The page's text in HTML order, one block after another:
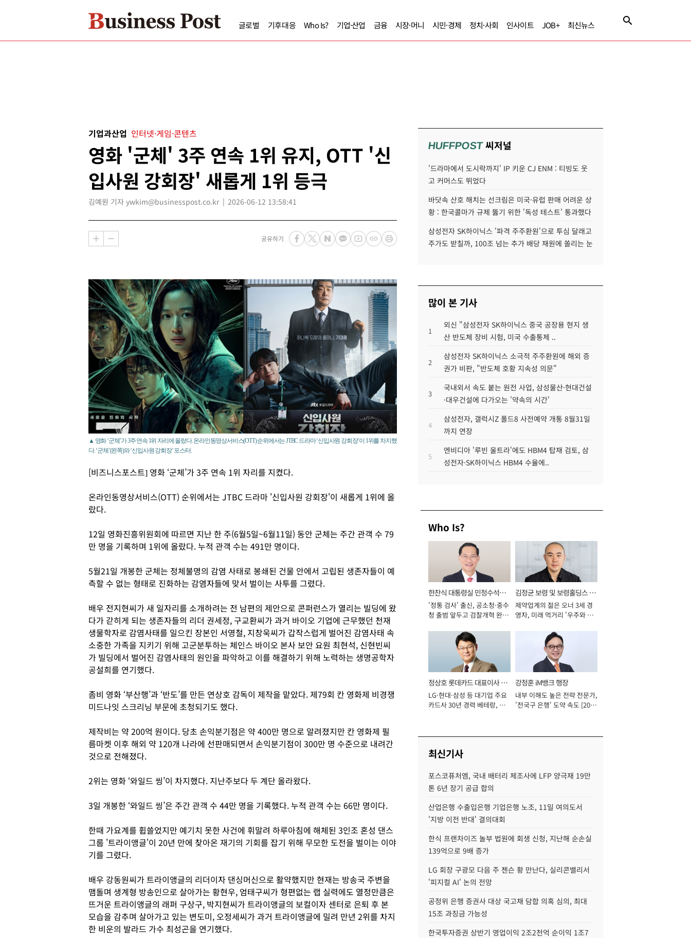
글로벌 기후대응 Who Is? 기업·산업 금융 시장·머니 시민·경제 정치·사회 인사이트 JOB+ 최신뉴스
기업과산업 인터넷·게임·콘텐츠
영화 '군체' 3주 연속 1위 유지, OTT '신
입사원 강회장' 새롭게 1위 등극
김예원 기자 ywkim@businesspost.co.kr 2026-06-12 13:58:41
공유하기
▲ 영화 ‘군체’가 3주 연속 1위 자리에 올랐다. 온라인동영상서비스(OTT) 순위에서는 JTBC 드라마 ‘신입사원 강회장’이 1위를 차지했
다. ‘군체’(왼쪽)와 ‘신입사원 강회장’ 포스터.
[비즈니스포스트] 영화 ‘군체’가 3주 연속 1위 자리를 지켰다.
온라인동영상서비스(OTT) 순위에서는 JTBC 드라마 '신입사원 강회장'이 새롭게 1위에 올
랐다.
12일 영화진흥위원회에 따르면 지난 한 주(6월5일~6월11일) 동안 군체는 주간 관객 수 79
만 명을 기록하며 1위에 올랐다. 누적 관객 수는 491만 명이다.
5월21일 개봉한 군체는 정체불명의 감염 사태로 봉쇄된 건물 안에서 고립된 생존자들이 예
측할 수 없는 형태로 진화하는 감염자들에 맞서 벌이는 사투를 그렸다.
배우 전지현씨가 새 일자리를 소개하려는 전 남편의 제안으로 콘퍼런스가 열리는 빌딩에 왔
다가 갇히게 되는 생존자들의 리더 권세정, 구교환씨가 과거 바이오 기업에 근무했던 천재
생물학자로 감염사태를 일으킨 장본인 서영철, 지창욱씨가 갑작스럽게 벌어진 감염사태 속
소중한 가족을 지키기 위해 고군분투하는 체인스 바이오 본사 보안 요원 최현석, 신현빈씨
가 빌딩에서 벌어진 감염사태의 원인을 파악하고 이를 해결하기 위해 노력하는 생명공학자
공설희를 연기했다.
좀비 영화 ‘부산행’과 ‘반도’를 만든 연상호 감독이 제작을 맡았다. 제79회 칸 영화제 비경쟁
미드나잇 스크리닝 부문에 초청되기도 했다.
제작비는 약 200억 원이다. 당초 손익분기점은 약 400만 명으로 알려졌지만 칸 영화제 필
름마켓 이후 해외 약 120개 나라에 선판매되면서 손익분기점이 300만 명 수준으로 내려간
것으로 전해졌다.
2위는 영화 ‘와일드 씽’이 차지했다. 지난주보다 두 계단 올라왔다.
3일 개봉한 ‘와일드 씽’은 주간 관객 수 44만 명을 기록했다. 누적 관객 수는 66만 명이다.
한때 가요계를 휩쓸었지만 예기치 못한 사건에 휘말려 하루아침에 해체된 3인조 혼성 댄스
그룹 '트라이앵글'이 20년 만에 찾아온 재기의 기회를 잡기 위해 무모한 도전을 벌이는 이야
기를 그렸다.
배우 강동원씨가 트라이앵글의 리더이자 댄싱머신으로 활약했지만 현재는 방송국 주변을
맴돌며 생계형 방송인으로 살아가는 황현우, 엄태구씨가 형편없는 랩 실력에도 열정만큼은
뜨거운 트라이앵글의 래퍼 구상구, 박지현씨가 트라이앵글의 보컬이자 센터로 은퇴 후 본
모습을 감추며 살아가고 있는 변도미, 오정세씨가 과거 트라이앵글에 밀려 만년 2위를 차지
한 비운의 발라드 가수 최성곤을 연기했다.
HUFFPOST씨저널
'드라마에서 도시락까지' IP 키운 CJ ENM : 티빙도 웃
고 커머스도 뛰었다
바닷속 산호 해치는 선크림은 미국·유럽 판매 어려운 상
황 : 한국콜마가 규제 뚫기 위한 '독성 테스트' 통과했다
삼성전자 SK하이닉스 '파격 주주환원'으로 투심 달래고
주가도 받칠까, 100조 넘는 추가 배당 재원에 쏠리는 눈
많이 본 기사
1
외신 "삼성전자 SK하이닉스 중국 공장용 현지 생
산 반도체 장비 시험, 미국 수출통제 ..
2
삼성전자 SK하이닉스 소극적 주주환원에 해외 증
권가 비판, "반도체 호황 지속성 의문"
3
국내외서 속도 붙는 원전 사업, 삼성물산·현대건설
·대우건설에 다가오는 '약속의 시간'
4
삼성전자, 갤럭시Z 폴드8 사전예약 개통 8월31일
까지 연장
5
엔비디아 '루빈 울트라'에도 HBM4 탑재 검토, 삼
성전자·SK하이닉스 HBM4 수율에..
Who Is?
한찬식 대통령실 민정수석비
서관
'정통 검사' 출신, 공소청·중수
청 출범 앞두고 검찰개혁 완수
김정균 보령 및 보령홀딩스 대
표이사 사장
제약업계의 젊은 오너 3세 경
영자, 미래 먹거리 '우주와 헬
정상호 롯데카드 대표이사 사
장
LG·현대·삼성 등 대기업 주요
카드사 30년 경력 베테랑, 신
강정훈 iM뱅크 행장
내부 이해도 높은 전략 전문가,
'전국구 은행' 도약 속도 [2026
최신기사
포스코퓨처엠, 국내 배터리 제조사에 LFP 양극재 19만
톤 6년 장기 공급 합의
산업은행 수출입은행 기업은행 노조, 11일 여의도서
'지방 이전 반대' 결의대회
한식 프랜차이즈 놀부 법원에 회생 신청, 지난해 순손실
139억으로 9배 증가
LG 회장 구광모 다음 주 젠슨 황 만난다, 실리콘밸리서
'피지컬 AI' 논의 전망
공정위 은행 증권사 대상 국고채 담합 의혹 심의, 최대
15조 과징금 가능성
한국투자증권 상반기 영업이익 2조2천억 순이익 1조7